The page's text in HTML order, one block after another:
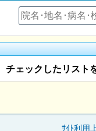
チェックしたリスト
ｻｲﾄ利用